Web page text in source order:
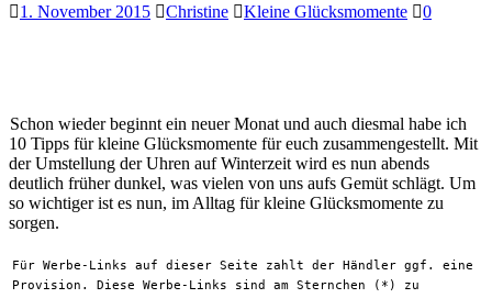
1. November 2015 Christine Kleine Glücksmomente 0
Schon wieder beginnt ein neuer Monat und auch diesmal habe ich
10 Tipps für kleine Glücksmomente für euch zusammengestellt. Mit
der Umstellung der Uhren auf Winterzeit wird es nun abends
deutlich früher dunkel, was vielen von uns aufs Gemüt schlägt. Um
so wichtiger ist es nun, im Alltag für kleine Glücksmomente zu
sorgen.
Für Werbe-Links auf dieser Seite zahlt der Händler ggf. eine
Provision. Diese Werbe-Links sind am Sternchen (*) zu